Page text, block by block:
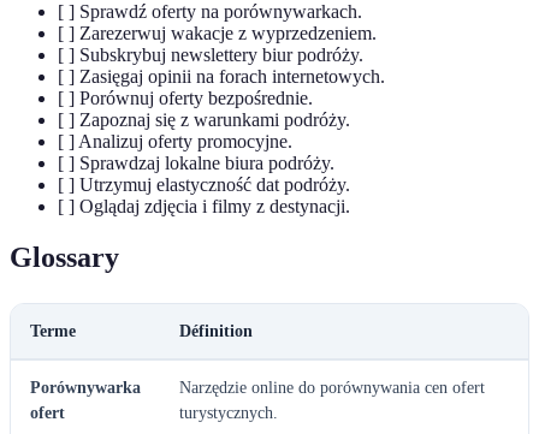
[ ] Sprawdź oferty na porównywarkach.
[ ] Zarezerwuj wakacje z wyprzedzeniem.
[ ] Subskrybuj newslettery biur podróży.
[ ] Zasięgaj opinii na forach internetowych.
[ ] Porównuj oferty bezpośrednie.
[ ] Zapoznaj się z warunkami podróży.
[ ] Analizuj oferty promocyjne.
[ ] Sprawdzaj lokalne biura podróży.
[ ] Utrzymuj elastyczność dat podróży.
[ ] Oglądaj zdjęcia i filmy z destynacji.
Glossary
Terme Définition
Porównywarka
ofert
Narzędzie online do porównywania cen ofert
turystycznych.